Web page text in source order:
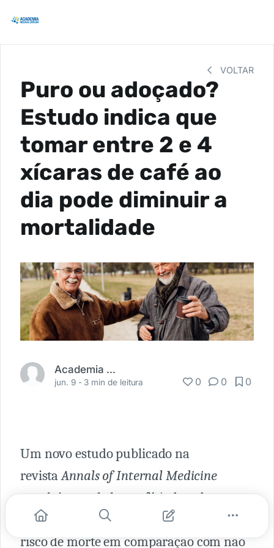
VOLTAR
Puro ou adoçado?
Estudo indica que
tomar entre 2 e 4
xícaras de café ao
dia pode diminuir a
mortalidade
Academia Médica
jun. 9 - 3 min de leitura 0 0 0
Um novo estudo publicado na
revistaAnnals of Internal Medicine
concluiu que bebercafé(adoçado ou
sem açúcar) está associado a um menor
risco de morte em comparação com não